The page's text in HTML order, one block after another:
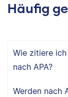
Häufig
Wie zitiere
nach APA?
Werden nach